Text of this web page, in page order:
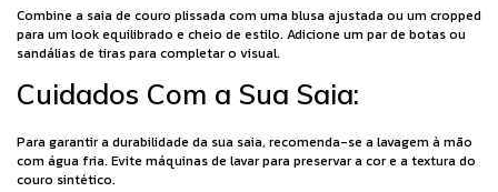
Combine a saia de couro plissada com uma blusa ajustada ou um cropped
para um look equilibrado e cheio de estilo. Adicione um par de botas ou
sandálias de tiras para completar o visual.
Cuidados Com a Sua Saia:
Para garantir a durabilidade da sua saia, recomenda-se a lavagem à mão
com água fria. Evite máquinas de lavar para preservar a cor e a textura do
couro sintético.